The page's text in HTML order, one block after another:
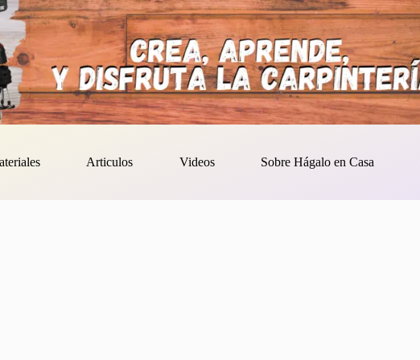
Articulos Videos Sobre Hágalo en Casa